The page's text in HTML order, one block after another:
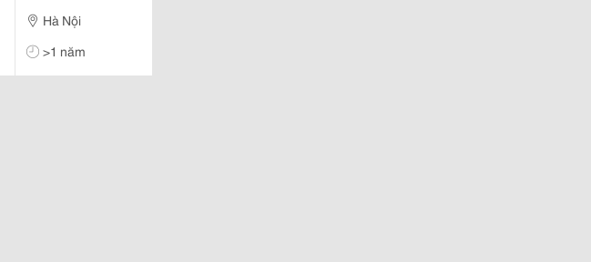
Hà Nội
>1 năm